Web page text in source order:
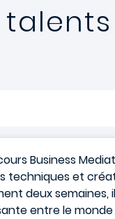
Business
et
deux
entre le